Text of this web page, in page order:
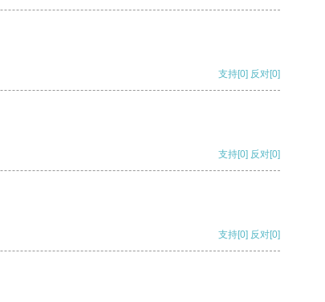
支持[0] 反对[0]
支持[0] 反对[0]
支持[0] 反对[0]